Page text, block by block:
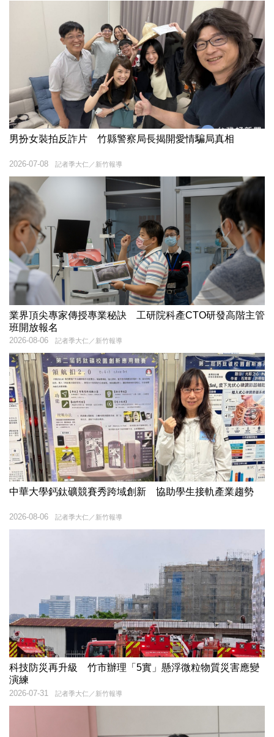
男扮女裝拍反詐片 竹縣警察局長揭開愛情騙局真相
記者季大仁／新竹報導
2026-07-08
業界頂尖專家傳授專業秘訣 工研院科產CTO研發高階主管
班開放報名
記者季大仁／新竹報導
2026-08-06
中華大學鈣鈦礦競賽秀跨域創新 協助學生接軌產業趨勢
記者季大仁／新竹報導
2026-08-06
科技防災再升級 竹市辦理「5實」懸浮微粒物質災害應變
演練
記者季大仁／新竹報導
2026-07-31